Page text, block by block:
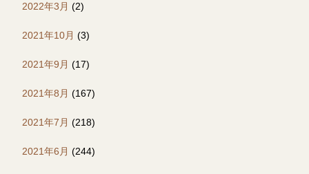
2022年3月 (2)
2021年10月 (3)
2021年9月 (17)
2021年8月 (167)
2021年7月 (218)
2021年6月 (244)